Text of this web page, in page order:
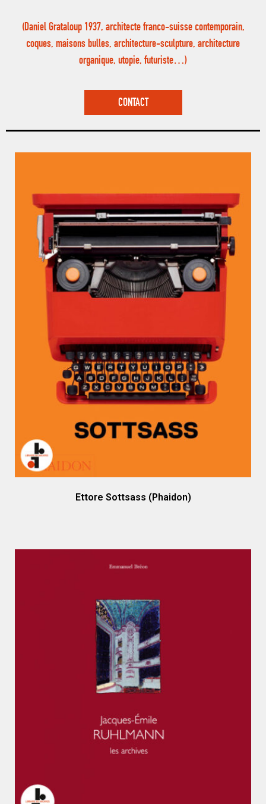
(Daniel Grataloup 1937, architecte franco-suisse contemporain,
coques, maisons bulles, architecture-sculpture, architecture
organique, utopie, futuriste…)
CONTACT
Ettore Sottsass (Phaidon)